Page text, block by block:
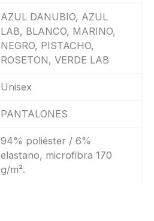
AZUL DANUBIO, AZUL
LAB, BLANCO, MARINO,
NEGRO, PISTACHO,
ROSETON, VERDE LAB
Unisex
PANTALONES
94% poliéster / 6%
elastano, microfibra 170
g/m².